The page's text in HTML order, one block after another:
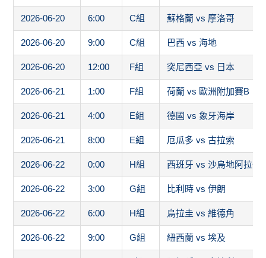
2026-06-20 6:00 C組 蘇格蘭 vs 摩洛哥
2026-06-20 9:00 C組 巴西 vs 海地
2026-06-20 12:00 F組 突尼西亞 vs 日本
2026-06-21 1:00 F組 荷蘭 vs 歐洲附加賽B
2026-06-21 4:00 E組 德國 vs 象牙海岸
2026-06-21 8:00 E組 厄瓜多 vs 古拉索
2026-06-22 0:00 H組 西班牙 vs 沙烏地阿拉伯
2026-06-22 3:00 G組 比利時 vs 伊朗
2026-06-22 6:00 H組 烏拉圭 vs 維德角
2026-06-22 9:00 G組 紐西蘭 vs 埃及